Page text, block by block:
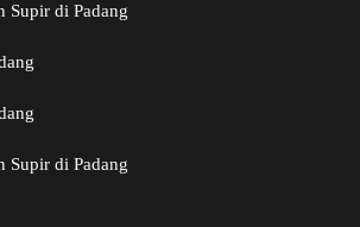
Supir di Padang
Supir di Padang